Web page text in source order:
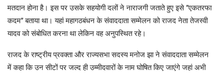
मतदान होना है। इस पर उसके सहयोगी दलों ने नाराजगी जताते हुए इसे ”एकतरफा
कदम” बताया था। यहां महागठबंधन के संवाददाता सम्मेलन को राजद नेता तेजस्वी
यादव को संबोधित करना था लेकिन वह अनुपस्थित रहे।
राजद के राष्ट्रीय प्रवक्ता और राज्यसभा सदस्य मनोज झा ने संवाददाता सम्मेलन
में कहा कि उन सीटों पर जल्द ही उम्मीदवारों के नाम घोषित किए जाएंगे जहां अभी